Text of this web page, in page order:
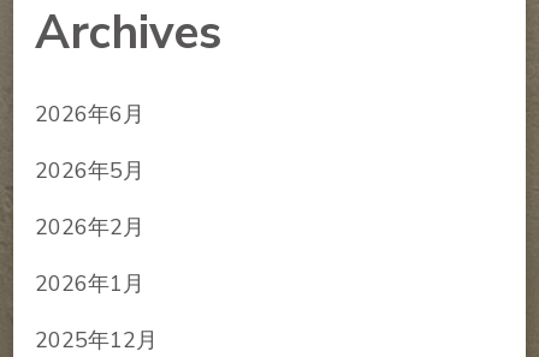
Archives
2026年6月
2026年5月
2026年2月
2026年1月
2025年12月